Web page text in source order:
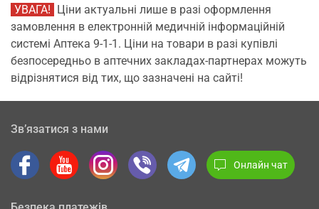
УВАГА! Ціни актуальні лише в разі оформлення
замовлення в електронній медичній інформаційній
системі Аптека 9-1-1. Ціни на товари в разі купівлі
безпосередньо в аптечних закладах-партнерах можуть
відрізнятися від тих, що зазначені на сайті!
Зв’язатися з нами
Онлайн чат